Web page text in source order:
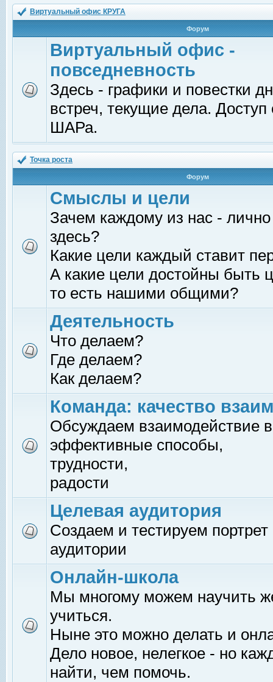
Виртуальный офис КРУГА
Форум
Виртуальный офис -
повседневность
Здесь - графики и повестки
встреч, текущие дела.
ШАРа.
Точка роста
Форум
Смыслы и цели
Зачем каждому из нас -
здесь?
Какие цели каждый ставит
А какие цели достойны быть
то есть нашими общими?
Деятельность
Что делаем?
Где делаем?
Как делаем?
Команда: качество
Обсуждаем взаимодействие
эффективные способы,
трудности,
радости
Целевая аудитория
Создаем и тестируем
аудитории
Онлайн-школа
Мы многому можем научить
учиться.
Ныне это можно делать и
Дело новое, нелегкое - но
найти, чем помочь.